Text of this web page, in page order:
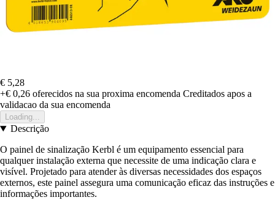
€ 5,28
+€ 0,26 oferecidos na sua proxima encomenda Creditados apos a
validacao da sua encomenda
Loading...
Descrição
O painel de sinalização Kerbl é um equipamento essencial para
qualquer instalação externa que necessite de uma indicação clara e
visível. Projetado para atender às diversas necessidades dos espaços
externos, este painel assegura uma comunicação eficaz das instruções e
informações importantes.